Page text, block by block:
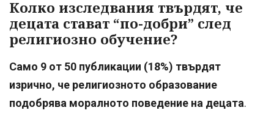
Колко изследвания твърдят, че
децата стават “по-добри” след
религиозно обучение?
Само 9 от 50 публикации (18%) твърдят
изрично, че религиозното образование
подобрява моралното поведение на децата.